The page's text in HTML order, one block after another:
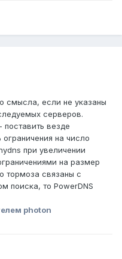
смысла, если не указаны
серверов.
везде
на число
при увеличении
на размер
тормоза связаны с
поиска, то PowerDNS
photon